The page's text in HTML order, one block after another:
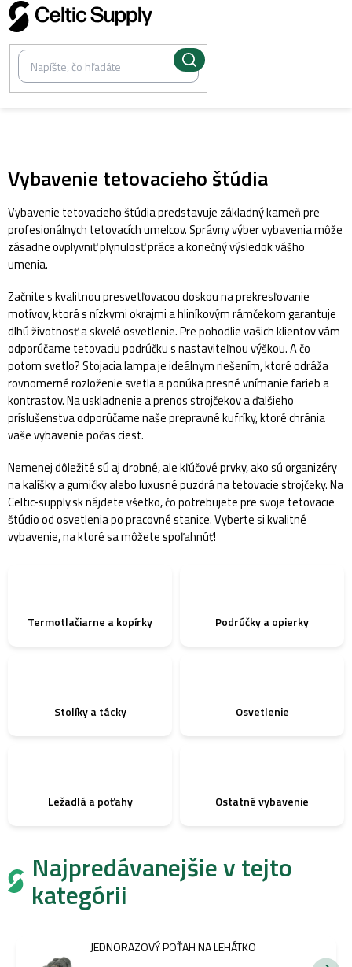
Prejsť
na
obsah
Vybavenie tetovacieho štúdia
Vybavenie tetovacieho štúdia predstavuje základný kameň pre
profesionálnych tetovacích umelcov. Správny výber vybavenia môže
zásadne ovplyvniť plynulosť práce a konečný výsledok vášho
umenia.
Začnite s kvalitnou presvetľovacou doskou na prekresľovanie
motívov, ktorá s nízkymi okrajmi a hliníkovým rámčekom garantuje
dlhú životnosť a skvelé osvetlenie. Pre pohodlie vašich klientov vám
odporúčame tetovaciu podrúčku s nastaviteľnou výškou. A čo
potom svetlo? Stojacia lampa je ideálnym riešením, ktoré odráža
rovnomerné rozloženie svetla a ponúka presné vnímanie farieb a
kontrastov. Na uskladnenie a prenos strojčekov a ďalšieho
príslušenstva odporúčame naše prepravné kufríky, ktoré chránia
vaše vybavenie počas ciest.
Nemenej dôležité sú aj drobné, ale kľúčové prvky, ako sú organizéry
na kalíšky a gumičky alebo luxusné puzdrá na tetovacie strojčeky. Na
Celtic-supply.sk nájdete všetko, čo potrebujete pre svoje tetovacie
štúdio od osvetlenia po pracovné stanice. Vyberte si kvalitné
vybavenie, na ktoré sa môžete spoľahnúť!
Termotlačiarne a kopírky Podrúčky a opierky
Stolíky a tácky Osvetlenie
Ležadlá a poťahy Ostatné vybavenie
Najpredávanejšie v tejto
kategórii
JEDNORAZOVÝ POŤAH NA LEHÁTKO